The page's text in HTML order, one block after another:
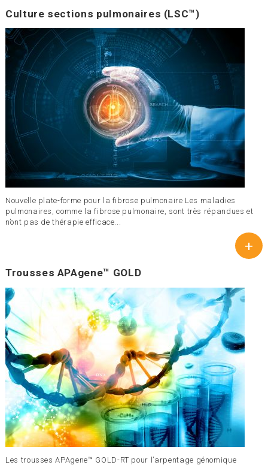
Culture sections pulmonaires (LSC™)
Nouvelle plate-forme pour la fibrose pulmonaire Les maladies
pulmonaires, comme la fibrose pulmonaire, sont très répandues et
n’ont pas de thérapie efficace...
+
Trousses APAgene™ GOLD
Les trousses APAgene™ GOLD-RT pour l’arpentage génomique